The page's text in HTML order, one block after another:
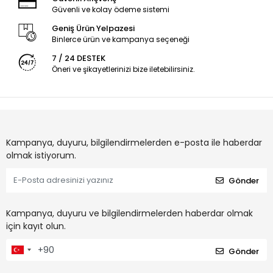
Güvenli ve kolay ödeme sistemi
Geniş Ürün Yelpazesi
Binlerce ürün ve kampanya seçeneği
7 / 24 DESTEK
Öneri ve şikayetlerinizi bize iletebilirsiniz.
Kampanya, duyuru, bilgilendirmelerden e-posta ile haberdar
olmak istiyorum.
Gönder
Kampanya, duyuru ve bilgilendirmelerden haberdar olmak
için kayıt olun.
Gönder